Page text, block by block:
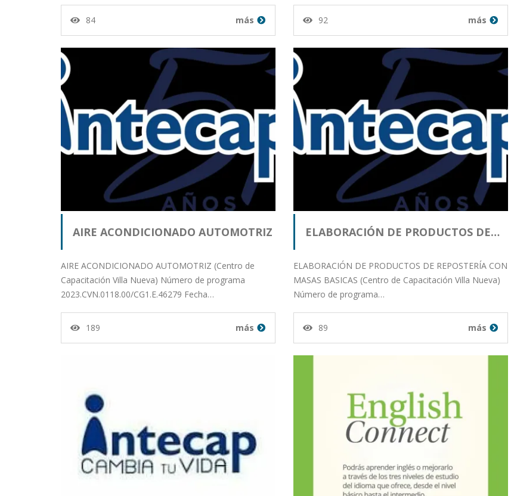
84 más 92 más
AIRE ACONDICIONADO AUTOMOTRIZ
AIRE ACONDICIONADO AUTOMOTRIZ (Centro de
Capacitación Villa Nueva) Número de programa
2023.CVN.0118.00/CG1.E.46279 Fecha…
189 más
ELABORACIÓN DE PRODUCTOS DE…
ELABORACIÓN DE PRODUCTOS DE REPOSTERÍA CON
MASAS BASICAS (Centro de Capacitación Villa Nueva)
Número de programa…
89 más